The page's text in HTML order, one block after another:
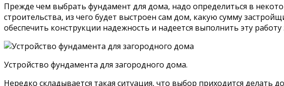
Прежде чем выбрать фундамент для дома, надо определиться в
строительства, из чего будет выстроен сам дом, какую сумму
обеспечить конструкции надежность и надеется выполнить эту
Устройство фундамента для загородного дома.
Нередко складывается такая ситуация, что выбор приходится делать